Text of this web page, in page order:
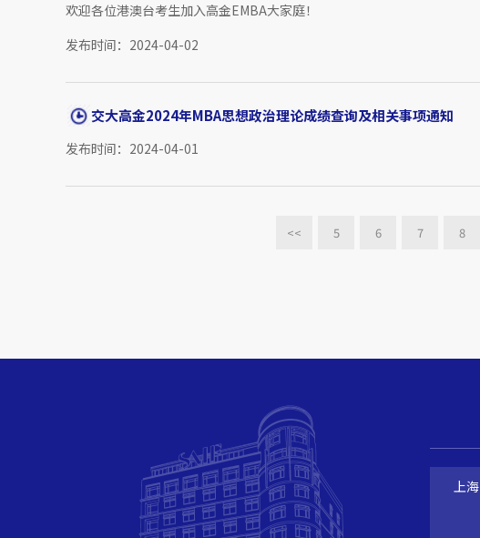
欢迎各位港澳台考生加入高金EMBA大家庭！
发布时间：2024-04-02
交大高金2024年MBA思想政治理论成绩查询及相关事项通知
发布时间：2024-04-01
<< 5 6 7 8
上海